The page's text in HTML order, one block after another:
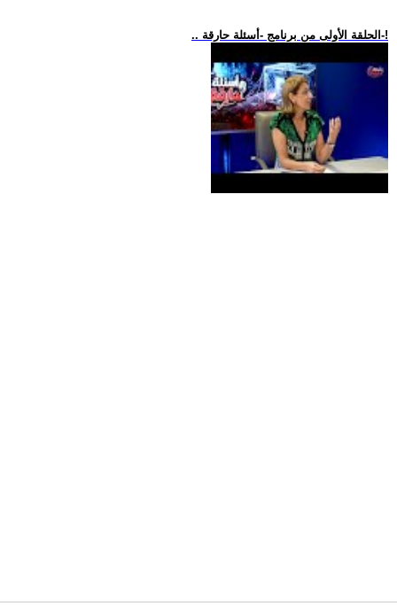
.. الحلقة الأولى من برنامج -أسئلة حارقة-!